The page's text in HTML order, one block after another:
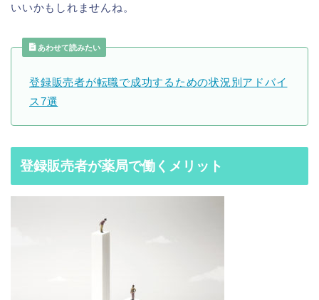
いいかもしれませんね。
あわせて読みたい
登録販売者が転職で成功するための状況別アドバイ
ス7選
登録販売者が薬局で働くメリット